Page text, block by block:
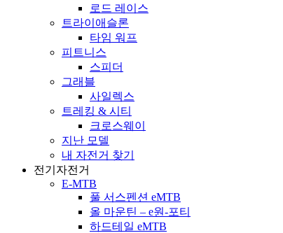
로드 레이스
트라이애슬론
타임 워프
피트니스
스피더
그래블
사일렉스
트레킹 & 시티
크로스웨이
지난 모델
내 자전거 찾기
전기자전거
E-MTB
풀 서스펜션 eMTB
올 마운틴 – e원-포티
하드테일 eMTB